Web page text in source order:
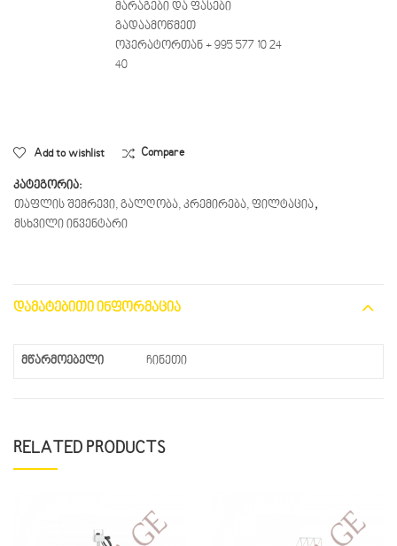
მარაგები და ფასები
გადაამოწმეთ
ოპერატორთან + 995 577 10 24
40
Add to wishlist Compare
კატეგორია:
თაფლის შემრევი, გალღობა, კრემირება, ფილტაცია,
მსხვილი ინვენტარი
ᲓᲐᲛᲐᲢᲔᲑᲘᲗᲘ ᲘᲜᲤᲝᲠᲛᲐᲪᲘᲐ
მწარმოებელი ჩინეთი
RELATED PRODUCTS